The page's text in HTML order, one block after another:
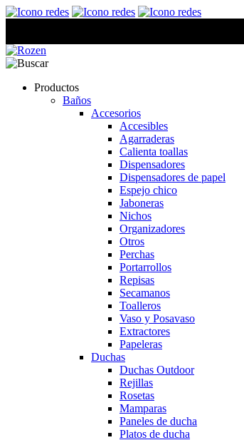
Productos
Baños
Accesorios
Accesibles
Agarraderas
Calienta toallas
Dispensadores
Dispensadores de papel
Espejo chico
Jaboneras
Nichos
Organizadores
Otros
Perchas
Portarrollos
Repisas
Secamanos
Toalleros
Vaso y Posavaso
Extractores
Papeleras
Duchas
Duchas Outdoor
Rejillas
Rosetas
Mamparas
Paneles de ducha
Platos de ducha